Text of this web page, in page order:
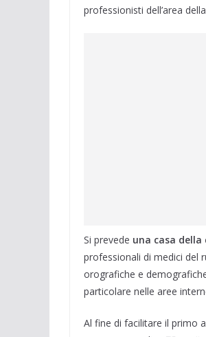
professionisti dell’area
Si prevede una casa
professionali di medici del
orografiche e
particolare nelle aree
Al fine di facilitare il primo